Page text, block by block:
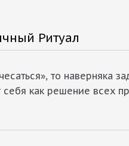
Ритуал
то наверняка
как решение всех